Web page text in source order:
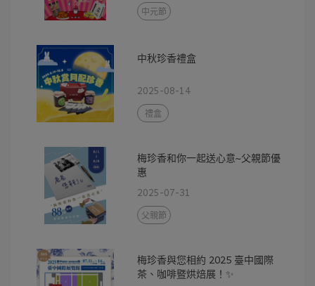
中元節
中秋珍香禮盒
2025-08-14
禮盒
梅珍香和你一起送心意~父親節優
惠
2025-07-31
父親節
梅珍香與您相約 2025 臺中國際
茶、咖啡暨烘焙展！✨